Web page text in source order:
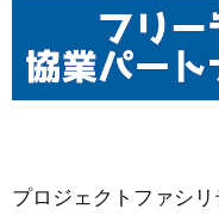
プロジェクトファシリ